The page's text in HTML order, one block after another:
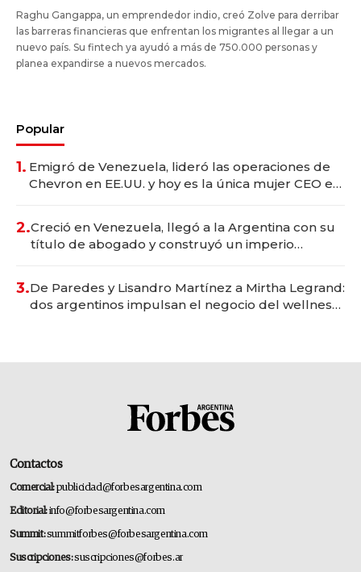
Raghu Gangappa, un emprendedor indio, creó Zolve para derribar
las barreras financieras que enfrentan los migrantes al llegar a un
nuevo país. Su fintech ya ayudó a más de 750.000 personas y
planea expandirse a nuevos mercados.
Popular
1. Emigró de Venezuela, lideró las operaciones de
Chevron en EE.UU. y hoy es la única mujer CEO en
2.Creció en Venezuela, llegó a la Argentina con su
título de abogado y construyó un imperio
3.De Paredes y Lisandro Martínez a Mirtha Legrand:
dos argentinos impulsan el negocio del wellness
Contactos
Comercial:publicidad@forbesargentina.com
Editorial:info@forbesargentina.com
Summit:summitforbes@forbesargentina.com
Suscripciones:suscripciones@forbes.ar